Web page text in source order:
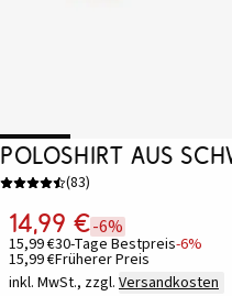
Poloshirt aus
(83)
14,99 €-6%
15,99 €30-Tage Bestpreis-6%
15,99 €Früherer Preis
inkl. MwSt., zzgl. Versandkosten